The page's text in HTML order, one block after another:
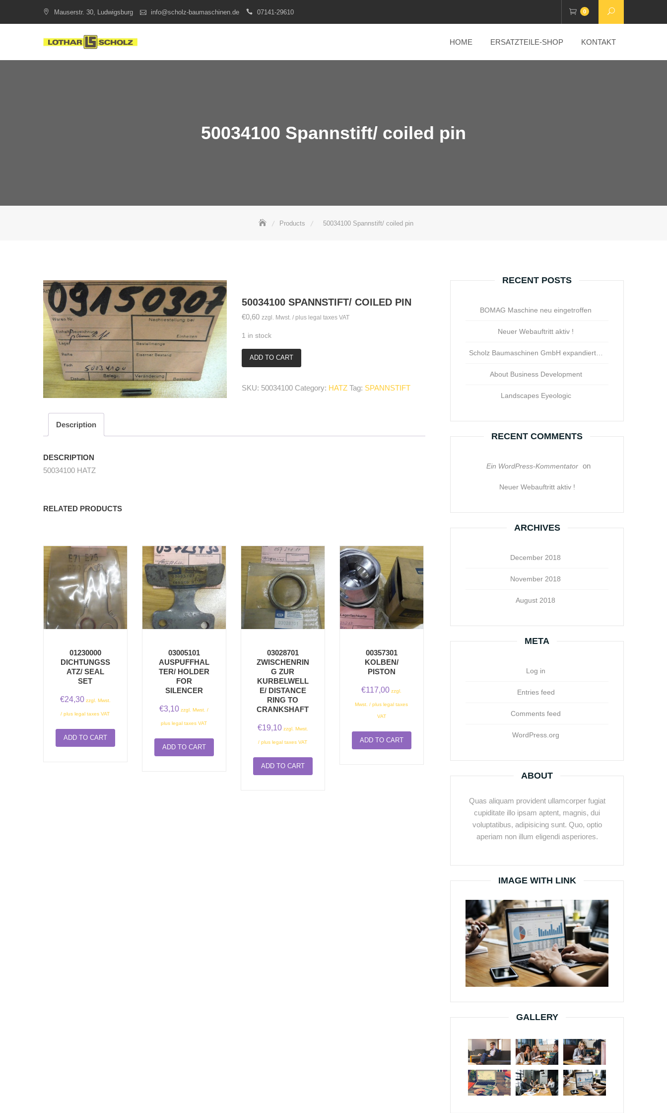
Mauserstr. 30, Ludwigsburg info@scholz-baumaschinen.de 07141-29610 0
HOME ERSATZTEILE-SHOP KONTAKT
50034100 Spannstift/ coiled pin
Products 50034100 Spannstift/ coiled pin
50034100 SPANNSTIFT/ COILED PIN
€0,60 zzgl. Mwst. / plus legal taxes VAT
1 in stock
50034100
pin
ADD TO CART
SKU: 50034100 Category: HATZ Tag: SPANNSTIFT
Description
DESCRIPTION
50034100 HATZ
RELATED PRODUCTS
01230000
DICHTUNGSS
ATZ/ SEAL
SET
€24,30 zzgl. Mwst.
/ plus legal taxes VAT
ADD TO CART
03005101
AUSPUFFHAL
TER/ HOLDER
FOR
SILENCER
€3,10 zzgl. Mwst. /
plus legal taxes VAT
ADD TO CART
03028701
ZWISCHENRIN
G ZUR
KURBELWELL
E/ DISTANCE
RING TO
CRANKSHAFT
€19,10 zzgl. Mwst.
/ plus legal taxes VAT
ADD TO CART
00357301
KOLBEN/
PISTON
€117,00 zzgl.
Mwst. / plus legal taxes
VAT
ADD TO CART
RECENT POSTS
BOMAG Maschine neu eingetroffen
Neuer Webauftritt aktiv !
Scholz Baumaschinen GmbH expandiert…
About Business Development
Landscapes Eyeologic
RECENT COMMENTS
Ein WordPress-Kommentator on
Neuer Webauftritt aktiv !
ARCHIVES
December 2018
November 2018
August 2018
META
Log in
Entries feed
Comments feed
WordPress.org
ABOUT
Quas aliquam provident ullamcorper fugiat
cupiditate illo ipsam aptent, magnis, dui
voluptatibus, adipisicing sunt. Quo, optio
aperiam non illum eligendi asperiores.
IMAGE WITH LINK
GALLERY